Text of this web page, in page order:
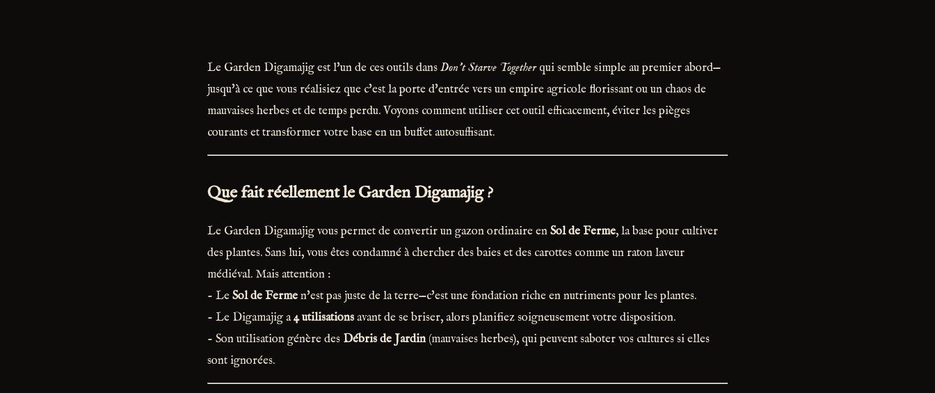
Le Garden Digamajig est l'un de ces outils dansDon’t Starve Togetherqui semble simple au premier abord—
jusqu'à ce que vous réalisiez que c'est la porte d'entrée vers un empire agricole florissant ou un chaos de
mauvaises herbes et de temps perdu. Voyons comment utiliser cet outil efficacement, éviter les pièges
courants et transformer votre base en un buffet autosuffisant.
Que fait réellement le Garden Digamajig ?
Le Garden Digamajig vous permet de convertir un gazon ordinaire enSol de Ferme, la base pour cultiver
des plantes. Sans lui, vous êtes condamné à chercher des baies et des carottes comme un raton laveur
médiéval. Mais attention :
- LeSol de Fermen'est pas juste de la terre—c'est une fondation riche en nutriments pour les plantes.
- Le Digamajig a4 utilisationsavant de se briser, alors planifiez soigneusement votre disposition.
- Son utilisation génère des Débris de Jardin (mauvaises herbes), qui peuvent saboter vos cultures si elles
sont ignorées.